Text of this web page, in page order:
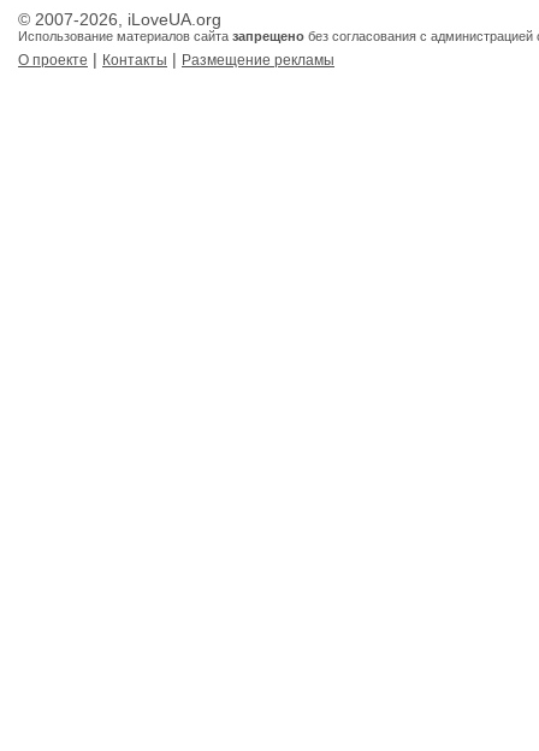
© 2007-2026, iLoveUA.org
Использование материалов сайта запрещено без согласования с администрацией
О проекте | Контакты | Размещение рекламы